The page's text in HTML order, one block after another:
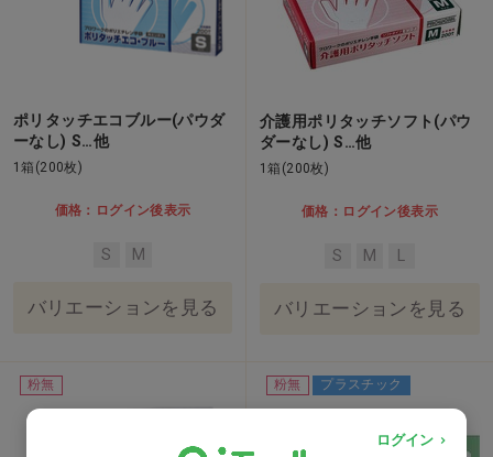
ポリタッチエコブルー(パウダ
ーなし) S…他
1箱(200枚)
価格：ログイン後表示
S M
バリエーションを見る
介護用ポリタッチソフト(パウ
ダーなし) S…他
1箱(200枚)
価格：ログイン後表示
S M L
バリエーションを見る
粉無 粉無 プラスチック
ログイン